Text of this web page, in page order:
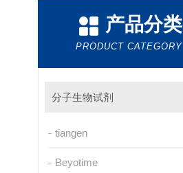
产品分类
PRODUCT CATEGORY
分子生物试剂
tiangen
Beyotime